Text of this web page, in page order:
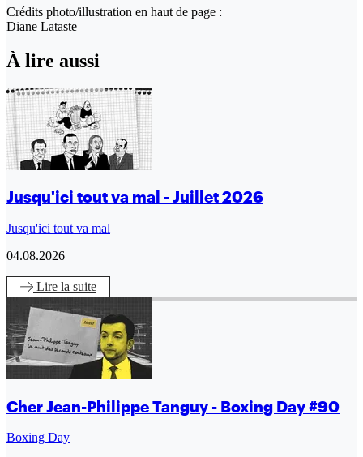
Crédits photo/illustration en haut de page :
Diane Lataste
À lire aussi
Jusqu'ici tout va mal - Juillet 2026
Jusqu'ici tout va mal
04.08.2026
Lire la suite
Cher Jean-Philippe Tanguy - Boxing Day #90
Boxing Day